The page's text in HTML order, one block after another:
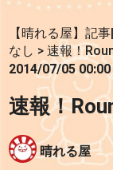
【晴れる屋】記
なし >速報！
2014/07/05 00:00
速報！
晴れる屋